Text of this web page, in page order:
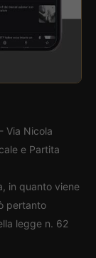
Via Nicola
e Partita
in quanto viene
pertanto
legge n. 62